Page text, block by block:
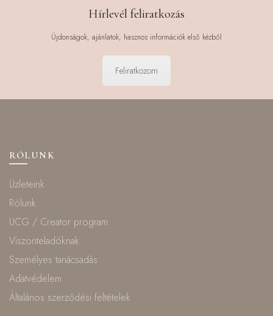
Hírlevél feliratkozás
Újdonságok, ajánlatok, hasznos információk első kézből
Feliratkozom
RÓLUNK
Üzleteink
Rólunk
UCG / Creator program
Viszonteladóknak
Személyes tanácsadás
Adatvédelem
Általános szerződési feltételek